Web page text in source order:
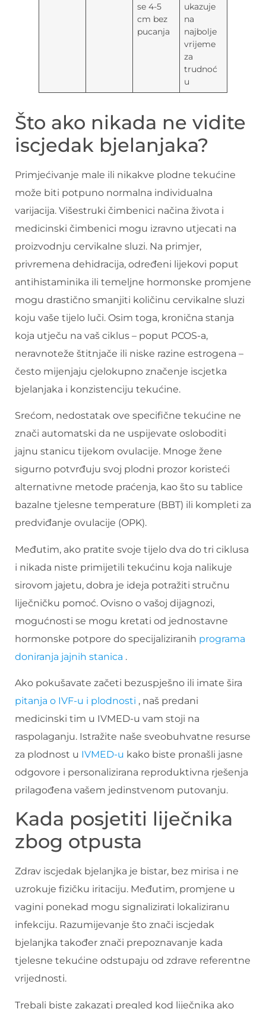
se 4-5
cm bez
pucanja
ukazuje
na
najbolje
vrijeme
za
trudnoć
u
Što ako nikada ne vidite
iscjedak bjelanjaka?
Primjećivanje male ili nikakve plodne tekućine
može biti potpuno normalna individualna
varijacija. Višestruki čimbenici načina života i
medicinski čimbenici mogu izravno utjecati na
proizvodnju cervikalne sluzi. Na primjer,
privremena dehidracija, određeni lijekovi poput
antihistaminika ili temeljne hormonske promjene
mogu drastično smanjiti količinu cervikalne sluzi
koju vaše tijelo luči. Osim toga, kronična stanja
koja utječu na vaš ciklus – poput PCOS-a,
neravnoteže štitnjače ili niske razine estrogena –
često mijenjaju cjelokupno značenje iscjetka
bjelanjaka i konzistenciju tekućine.
Srećom, nedostatak ove specifične tekućine ne
znači automatski da ne uspijevate osloboditi
jajnu stanicu tijekom ovulacije. Mnoge žene
sigurno potvrđuju svoj plodni prozor koristeći
alternativne metode praćenja, kao što su tablice
bazalne tjelesne temperature (BBT) ili kompleti za
predviđanje ovulacije (OPK).
Međutim, ako pratite svoje tijelo dva do tri ciklusa
i nikada niste primijetili tekućinu koja nalikuje
sirovom jajetu, dobra je ideja potražiti stručnu
liječničku pomoć. Ovisno o vašoj dijagnozi,
mogućnosti se mogu kretati od jednostavne
hormonske potpore do specijaliziranih programa
doniranja jajnih stanica .
Ako pokušavate začeti bezuspješno ili imate šira
pitanja o IVF-u i plodnosti , naš predani
medicinski tim u IVMED-u vam stoji na
raspolaganju. Istražite naše sveobuhvatne resurse
za plodnost u IVMED-u kako biste pronašli jasne
odgovore i personalizirana reproduktivna rješenja
prilagođena vašem jedinstvenom putovanju.
Kada posjetiti liječnika
zbog otpusta
Zdrav iscjedak bjelanjka je bistar, bez mirisa i ne
uzrokuje fizičku iritaciju. Međutim, promjene u
vagini ponekad mogu signalizirati lokaliziranu
infekciju. Razumijevanje što znači iscjedak
bjelanjka također znači prepoznavanje kada
tjelesne tekućine odstupaju od zdrave referentne
vrijednosti.
Trebali biste zakazati pregled kod liječnika ako